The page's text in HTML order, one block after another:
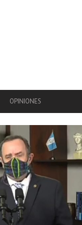
OPINIONES